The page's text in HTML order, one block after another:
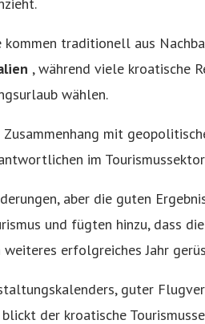
kommen traditionell aus
, während viele kroatische
wählen.
mit
im
aber die guten
und fügten hinzu, dass
erfolgreiches Jahr
guter
der kroatische